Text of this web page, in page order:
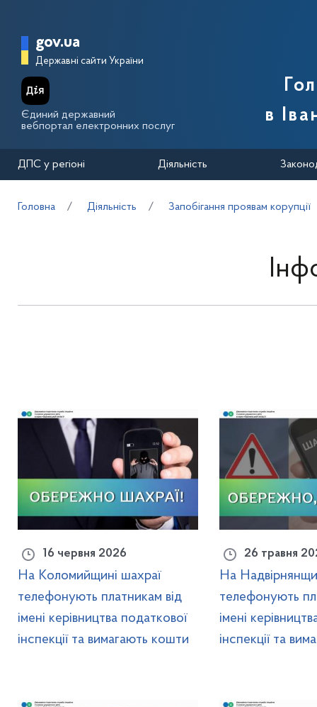
Головна сторінка Державної
gov.ua
Державні сайти України
Єдиний державний
вебпортал електронних послуг
в
ДПС у регіоні Діяльність
Головна Діяльність Запобігання проявам корупції
16 червня 2026
На Коломийщині шахраї
телефонують платникам від
імені керівництва податкової
інспекції та вимагають кошти
26 травня
На
телефонують
імені
інспекції та